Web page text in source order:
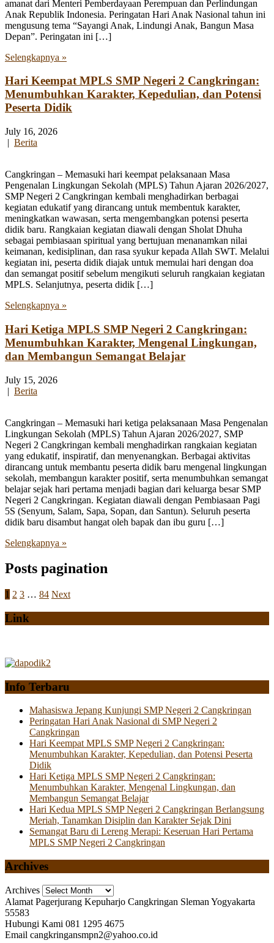
amanat dari Menteri Pemberdayaan Perempuan dan Perlindungan
Anak Republik Indonesia. Peringatan Hari Anak Nasional tahun ini
mengusung tema “Sayangi Anak, Lindungi Anak, Bangun Masa
Depan”. Peringatan ini […]
Selengkapnya »
Hari Keempat MPLS SMP Negeri 2 Cangkringan:
Menumbuhkan Karakter, Kepedulian, dan Potensi
Peserta Didik
July 16, 2026
| Berita
Cangkringan – Memasuki hari keempat pelaksanaan Masa
Pengenalan Lingkungan Sekolah (MPLS) Tahun Ajaran 2026/2027,
SMP Negeri 2 Cangkringan kembali menghadirkan berbagai
kegiatan edukatif yang dirancang untuk membentuk karakter,
meningkatkan wawasan, serta mengembangkan potensi peserta
didik baru. Rangkaian kegiatan diawali dengan Sholat Dhuha
sebagai pembiasaan spiritual yang bertujuan menanamkan nilai
keimanan, kedisiplinan, dan rasa syukur kepada Allah SWT. Melalui
kegiatan ini, peserta didik diajak untuk memulai hari dengan doa
dan semangat positif sebelum mengikuti seluruh rangkaian kegiatan
MPLS. Selanjutnya, peserta didik […]
Selengkapnya »
Hari Ketiga MPLS SMP Negeri 2 Cangkringan:
Menumbuhkan Karakter, Mengenal Lingkungan,
dan Membangun Semangat Belajar
July 15, 2026
| Berita
Cangkringan – Memasuki hari ketiga pelaksanaan Masa Pengenalan
Lingkungan Sekolah (MPLS) Tahun Ajaran 2026/2027, SMP
Negeri 2 Cangkringan kembali menghadirkan rangkaian kegiatan
yang edukatif, inspiratif, dan menyenangkan. Berbagai aktivitas
dirancang untuk membantu peserta didik baru mengenal lingkungan
sekolah, membangun karakter positif, serta menumbuhkan semangat
belajar sejak hari pertama menjadi bagian dari keluarga besar SMP
Negeri 2 Cangkringan. Kegiatan diawali dengan Pembiasaan Pagi
5S (Senyum, Salam, Sapa, Sopan, dan Santun). Seluruh peserta
didik baru disambut hangat oleh bapak dan ibu guru […]
Selengkapnya »
Posts pagination
1 2 3 … 84 Next
Link
Info Terbaru
Mahasiswa Jepang Kunjungi SMP Negeri 2 Cangkringan
Peringatan Hari Anak Nasional di SMP Negeri 2
Cangkringan
Hari Keempat MPLS SMP Negeri 2 Cangkringan:
Menumbuhkan Karakter, Kepedulian, dan Potensi Peserta
Didik
Hari Ketiga MPLS SMP Negeri 2 Cangkringan:
Menumbuhkan Karakter, Mengenal Lingkungan, dan
Membangun Semangat Belajar
Hari Kedua MPLS SMP Negeri 2 Cangkringan Berlangsung
Meriah, Tanamkan Disiplin dan Karakter Sejak Dini
Semangat Baru di Lereng Merapi: Keseruan Hari Pertama
MPLS SMP Negeri 2 Cangkringan
Archives
Archives
Alamat Pagerjurang Kepuharjo Cangkringan Sleman Yogyakarta
55583
Hubungi Kami 081 1295 4675
Email cangkringansmpn2@yahoo.co.id